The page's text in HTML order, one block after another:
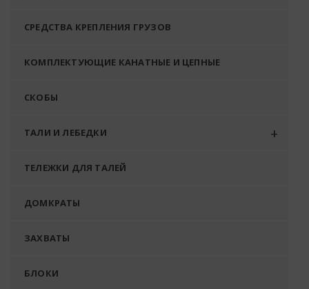
СРЕДСТВА КРЕПЛЕНИЯ ГРУЗОВ
КОМПЛЕКТУЮЩИЕ КАНАТНЫЕ И ЦЕПНЫЕ
СКОБЫ
ТАЛИ И ЛЕБЕДКИ
ТЕЛЕЖКИ ДЛЯ ТАЛЕЙ
ДОМКРАТЫ
ЗАХВАТЫ
БЛОКИ